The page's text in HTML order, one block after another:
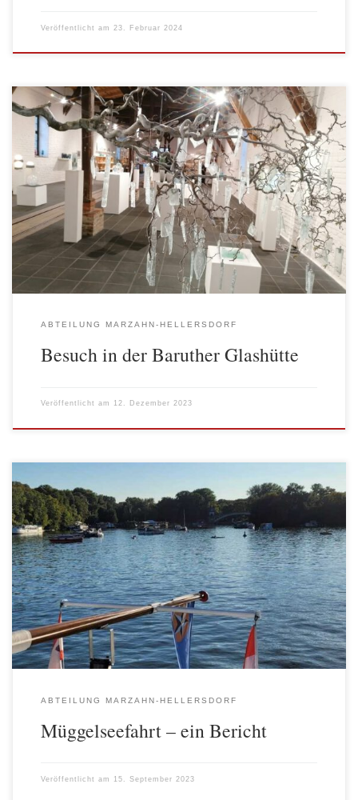
Veröffentlicht am 23. Februar 2024
Auch in diesem Jahr lud die AWO Abteilung Marzahn-Hellersdorf,
anstatt zur sonst üblichen Weihnachtsfeier, zu einer
vorweihnachtlichen Tagesfahrt ein. Die Fahrt führte am 7.
Dezember nach Baruth in das Museumsdorf Baruther Glashütte
zwischen Fläming und Spreewald. Nach der Ankunft in der
Glashütte war das erste Unser erstes Highlight das Essen […]
ABTEILUNG MARZAHN-HELLERSDORF
Besuch in der Baruther Glashütte
Veröffentlicht am 12. Dezember 2023
Am 6. September machten sich 30 Mitglieder sowie Freundinnen
und Freunde der AWO auf den Weg zum Treptower Hafen. Dort
erwartete uns eine dreieinviertelstündige Dampferfahrt zum
Müggelsee und zurück. Bei herrlichem Sommerwetter fanden alle
einen geschützten Platz auf dem Oberdeck des Schiffes. Vom
Schiff aus hatten wir anfangs einen interessanten […]
ABTEILUNG MARZAHN-HELLERSDORF
Müggelseefahrt – ein Bericht
Veröffentlicht am 15. September 2023